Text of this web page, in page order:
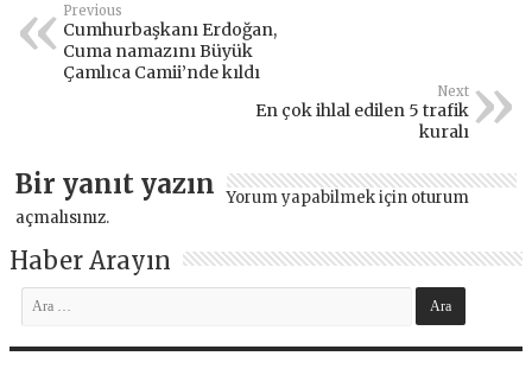
Previous
Cumhurbaşkanı Erdoğan,
Cuma namazını Büyük
Çamlıca Camii’nde kıldı
Next
En çok ihlal edilen 5 trafik
kuralı
Bir yanıt yazın Yorum yapabilmek için oturum
açmalısınız.
Haber Arayın